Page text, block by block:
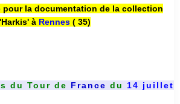
pour la documentation de la collection
'Harkis' à Rennes( 35)
du Tour de France du 14 juillet